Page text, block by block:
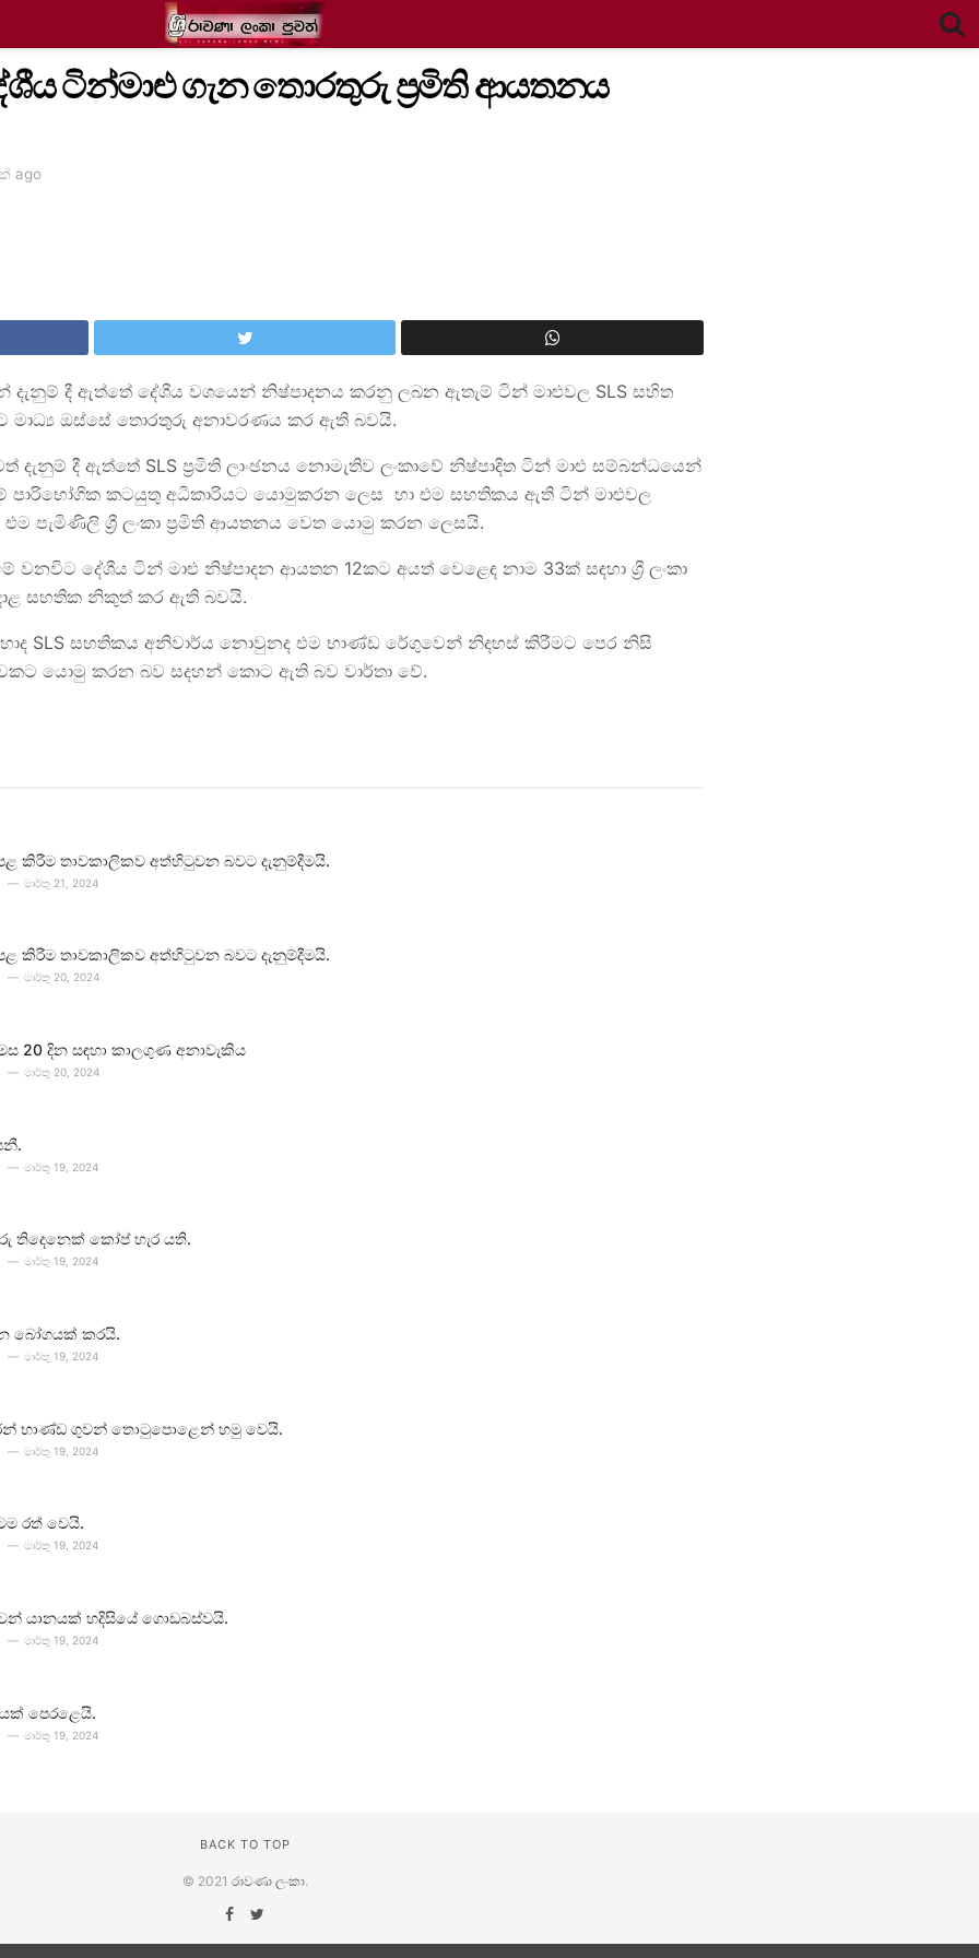
ටින්මාළු ගැන තොරතුරු ප්‍රමිති ආයතනය
ago
දැනුම් දී ඇත්තේ දේශීය වශයෙන් නිෂ්පාදනය කරනු ලබන ඇතැම් ටින් මාළුවල SLS සහිත
මාධ්‍ය ඔස්සේ තොරතුරු අනාවරණය කර ඇති බවයි.
දැනුම් දී ඇත්තේ SLS ප්‍රමිති ලාංඡනය නොමැතිව ලංකාවේ නිෂ්පාදිත ටින් මාළු සම්බන්ධයෙන්
පාරිභෝගික කටයුතු අධිකාරියට යොමුකරන ලෙස හා එම සහතිකය ඇති ටින් මාළුවල
එම පැමිණිලි ශ්‍රී ලංකා ප්‍රමිති ආයතනය වෙත යොමු කරන ලෙසයි.
දේශීය ටින් මාළු නිෂ්පාදන ආයතන 12කට අයත් වෙළෙඳ නාම 33ක් සඳහා ශ්‍රී ලංකා
සහතික නිකුත් කර ඇති බවයි.
SLS සහතිකය අනිවාර්ය නොවුනද එම භාණ්ඩ රේගුවෙන් නිදහස් කිරීමට පෙර නිසි
යොමු කරන බව සදහන් කොට ඇති බව වාර්තා වේ.
කිරීම තාවකාලිකව අත්හිටුවන බවට දැනුම්දීමයි.
මාර්තු 21, 2024
කිරීම තාවකාලිකව අත්හිටුවන බවට දැනුම්දීමයි.
මාර්තු 20, 2024
20 දින සඳහා කාලගුණ අනාවැකිය
මාර්තු 20, 2024
මාර්තු 19, 2024
තිදෙනෙක් කෝප් හැර යති.
මාර්තු 19, 2024
බෝගයක් කරයි.
මාර්තු 19, 2024
භාණ්ඩ ගුවන් තොටුපොළෙන් හමු වෙයි.
මාර්තු 19, 2024
රත් වෙයි.
මාර්තු 19, 2024
යානයක් හදිසියේ ගොඩබස්වයි.
මාර්තු 19, 2024
පෙරළෙයි.
මාර්තු 19, 2024
BACK TO TOP
© 2021 රාවණා ලංකා.